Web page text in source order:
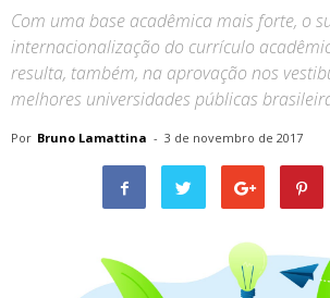
Com uma base acadêmica mais forte, o
internacionalização do currículo
resulta, também, na aprovação nos
melhores universidades públicas
Por Bruno Lamattina - 3 de novembro de 2017